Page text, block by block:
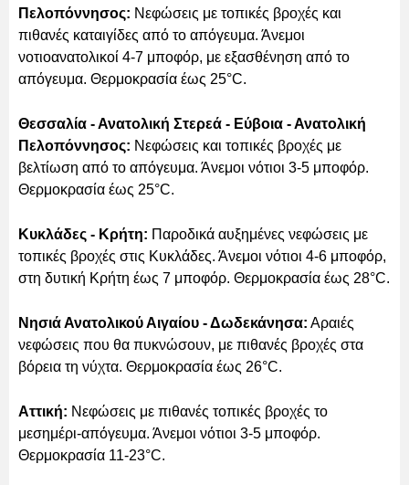
Πελοπόννησος: Νεφώσεις με τοπικές βροχές και
πιθανές καταιγίδες από το απόγευμα. Άνεμοι
νοτιοανατολικοί 4-7 μποφόρ, με εξασθένηση από το
απόγευμα. Θερμοκρασία έως 25°C.
Θεσσαλία - Ανατολική Στερεά - Εύβοια - Ανατολική
Πελοπόννησος: Νεφώσεις και τοπικές βροχές με
βελτίωση από το απόγευμα. Άνεμοι νότιοι 3-5 μποφόρ.
Θερμοκρασία έως 25°C.
Κυκλάδες - Κρήτη: Παροδικά αυξημένες νεφώσεις με
τοπικές βροχές στις Κυκλάδες. Άνεμοι νότιοι 4-6 μποφόρ,
στη δυτική Κρήτη έως 7 μποφόρ. Θερμοκρασία έως 28°C.
Νησιά Ανατολικού Αιγαίου - Δωδεκάνησα: Αραιές
νεφώσεις που θα πυκνώσουν, με πιθανές βροχές στα
βόρεια τη νύχτα. Θερμοκρασία έως 26°C.
Αττική: Νεφώσεις με πιθανές τοπικές βροχές το
μεσημέρι-απόγευμα. Άνεμοι νότιοι 3-5 μποφόρ.
Θερμοκρασία 11-23°C.